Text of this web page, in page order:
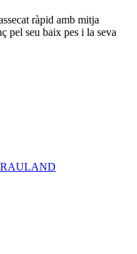
ràpid amb mitja
pel seu baix pes i la seva